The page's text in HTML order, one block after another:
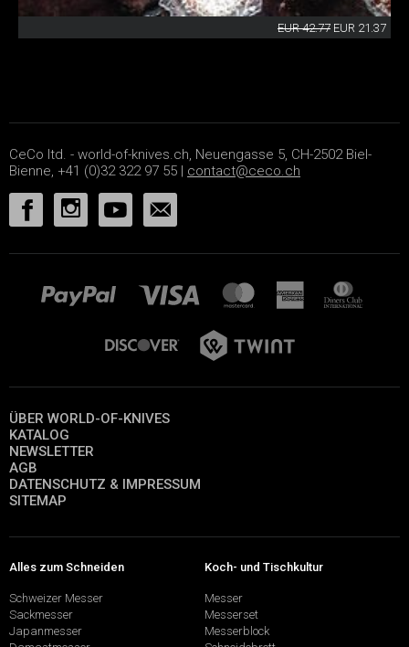
EUR 42.77 EUR 21.37
CeCo ltd. - world-of-knives.ch, Neuengasse 5, CH-2502 Biel-
Bienne, +41 (0)32 322 97 55 | contact@ceco.ch
ÜBER WORLD-OF-KNIVES
KATALOG
NEWSLETTER
AGB
DATENSCHUTZ & IMPRESSUM
SITEMAP
Alles zum Schneiden
Schweizer Messer
Sackmesser
Japanmesser
Koch- und Tischkultur
Messer
Messerset
Messerblock